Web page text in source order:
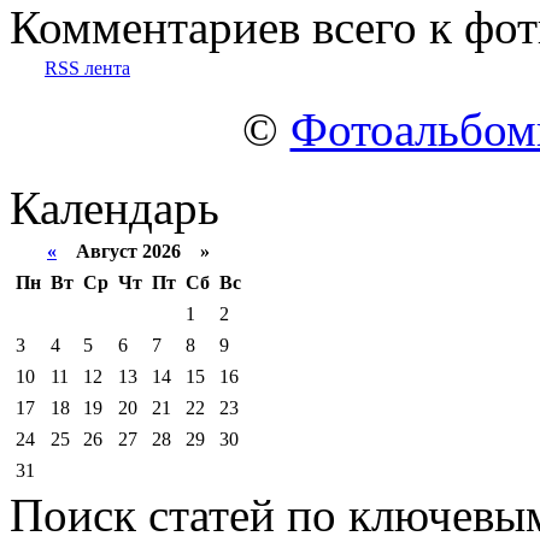
Комментариев всего к
RSS лента
©
Календарь
« Август 2026 »
Пн Вт Ср Чт Пт Сб Вс
1
2
3
4 5 6 7 8
9
10
11 12 13 14 15
16
17
18 19 20 21 22
23
24
25 26 27 28 29
30
31
Поиск статей по